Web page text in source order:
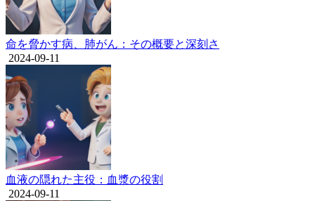
命を脅かす病、肺がん：その概要と深刻さ
2024-09-11
血液の隠れた主役：血漿の役割
2024-09-11